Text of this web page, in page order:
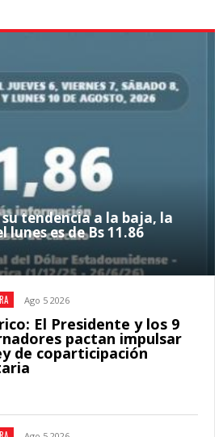
tendencia a la baja, la
es de Bs 11.86
Ago 5 2026
El Presidente y los 9
pactan impulsar
de coparticipación